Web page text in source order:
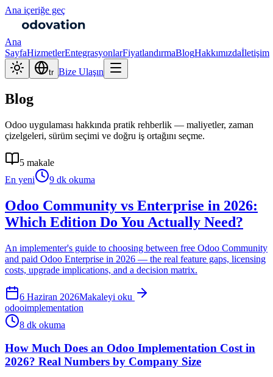
Ana içeriğe geç
Ana
SayfaHizmetlerEntegrasyonlarFiyatlandırmaBlogHakkımızdaİletişim
tr Bize Ulaşın
Blog
Odoo uygulaması hakkında pratik rehberlik — maliyetler, zaman
çizelgeleri, sürüm seçimi ve doğru iş ortağını seçme.
5 makale
En yeni
9 dk okuma
Odoo Community vs Enterprise in 2026:
Which Edition Do You Actually Need?
An implementer's guide to choosing between free Odoo Community
and paid Odoo Enterprise in 2026 — the real feature gaps, licensing
costs, upgrade implications, and a decision matrix.
6 Haziran 2026Makaleyi oku
odooimplementation
8 dk okuma
How Much Does an Odoo Implementation Cost in
2026? Real Numbers by Company Size